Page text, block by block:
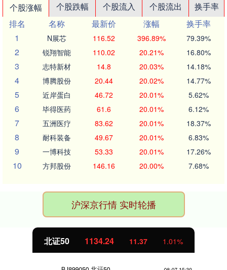
个股涨幅 个股跌幅 个股流入 个股流出
换手率
排名
名称 最新价 涨幅
换手率
1
N展芯 116.52 396.89% 79.39%
2 锐翔智能 110.02 20.21% 16.80%
3 志特新材 14.8 20.03% 14.18%
4 博腾股份 20.44 20.02% 14.77%
5 近岸蛋白 46.72 20.01% 5.62%
6 毕得医药 61.6 20.01% 6.12%
7 五洲医疗 83.62 20.01% 18.37%
8 耐科装备 49.67 20.01% 6.83%
9 一博科技 53.33 20.01% 17.26%
10 方邦股份 146.16 20.00% 7.68%
沪深京行情 实时轮播
北证50 1134.24 11.37 1.01%